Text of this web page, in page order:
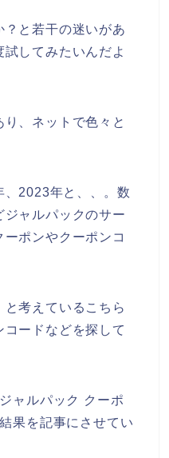
と若干の迷いがあ
してみたいんだよ
、ネットで色々と
2023年と、、。数
ャルパックのサー
ポンやクーポンコ
考えているこちら
ードなどを探して
ャルパック クーポ
果を記事にさせてい